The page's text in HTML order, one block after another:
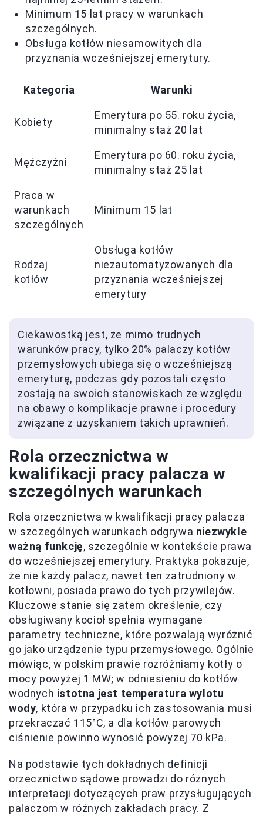
Minimum 15 lat pracy w warunkach
szczególnych.
Obsługa kotłów niesamowitych dla
przyznania wcześniejszej emerytury.
Kategoria Warunki
Kobiety
Emerytura po 55. roku życia,
minimalny staż 20 lat
Mężczyźni
Emerytura po 60. roku życia,
minimalny staż 25 lat
Praca w
warunkach
szczególnych
Minimum 15 lat
Rodzaj
kotłów
Obsługa kotłów
niezautomatyzowanych dla
przyznania wcześniejszej
emerytury
Ciekawostką jest, że mimo trudnych
warunków pracy, tylko 20% palaczy kotłów
przemysłowych ubiega się o wcześniejszą
emeryturę, podczas gdy pozostali często
zostają na swoich stanowiskach ze względu
na obawy o komplikacje prawne i procedury
związane z uzyskaniem takich uprawnień.
Rola orzecznictwa w
kwalifikacji pracy palacza w
szczególnych warunkach
Rola orzecznictwa w kwalifikacji pracy palacza
w szczególnych warunkach odgrywa niezwykle
ważną funkcję, szczególnie w kontekście prawa
do wcześniejszej emerytury. Praktyka pokazuje,
że nie każdy palacz, nawet ten zatrudniony w
kotłowni, posiada prawo do tych przywilejów.
Kluczowe stanie się zatem określenie, czy
obsługiwany kocioł spełnia wymagane
parametry techniczne, które pozwalają wyróżnić
go jako urządzenie typu przemysłowego. Ogólnie
mówiąc, w polskim prawie rozróżniamy kotły o
mocy powyżej 1 MW; w odniesieniu do kotłów
wodnych istotna jest temperatura wylotu
wody, która w przypadku ich zastosowania musi
przekraczać 115°C, a dla kotłów parowych
ciśnienie powinno wynosić powyżej 70 kPa.
Na podstawie tych dokładnych definicji
orzecznictwo sądowe prowadzi do różnych
interpretacji dotyczących praw przysługujących
palaczom w różnych zakładach pracy. Z